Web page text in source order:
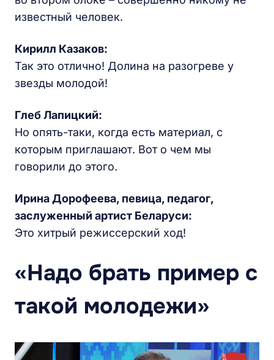
известный человек.
Кирилл Казаков:
Так это отлично! Долина на разогреве у
звезды молодой!
Глеб Лапицкий:
Но опять-таки, когда есть материал, с
которым приглашают. Вот о чем мы
говорили до этого.
Ирина Дорофеева, певица, педагог,
заслуженный артист Беларуси:
Это хитрый режиссерский ход!
«Надо брать пример с
такой молодежи»